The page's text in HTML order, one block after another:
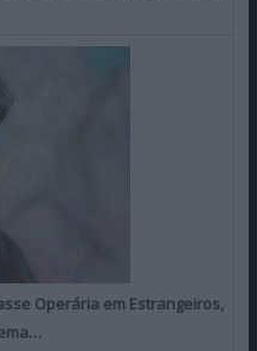
Operária em Estrangeiros,